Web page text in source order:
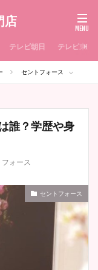
店
テレビ朝日 テレビ東京
セントフォース
誰？学歴や身
フォース
セントフォース